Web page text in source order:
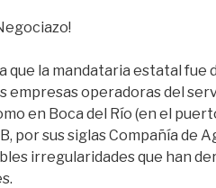
que la mandataria estatal fue
empresas operadoras del
en Boca del Río (en el
por sus siglas Compañía de
irregularidades que han